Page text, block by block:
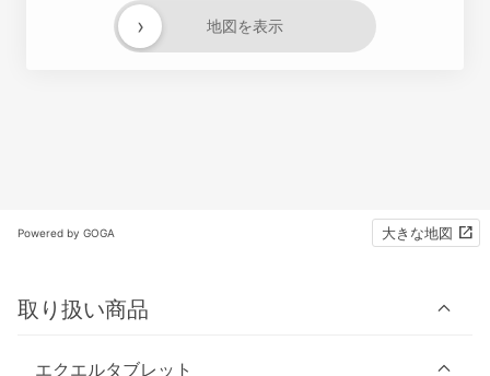
地図を表示
›
Powered by GOGA 大きな地図
取り扱い商品
エクエルタブレット